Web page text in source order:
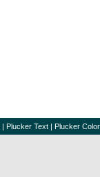
| Plucker Text | Plucker Color